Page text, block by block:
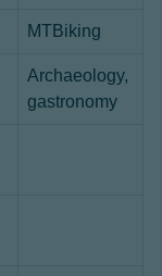
MTBiking
Archaeology,
gastronomy